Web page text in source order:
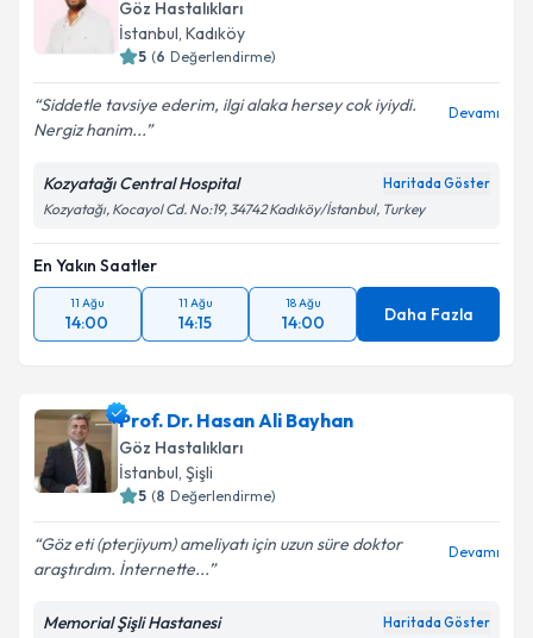
E-posta Adresiniz
kapsamda işlenmesini kabul ediyorum.
Göz Hastalıkları
İstanbul, Kadıköy
5 (6 Değerlendirme)
Siddetle tavsiye ederim, ilgi alaka hersey cok iyiydi.
Nergiz hanim...
Devamı
Kozyatağı Central Hospital Haritada Göster
Kozyatağı, Kocayol Cd. No:19, 34742 Kadıköy/İstanbul, Turkey
En Yakın Saatler
11 Ağu
14:00
11 Ağu
14:15
18 Ağu
14:00 Daha Fazla
Prof. Dr. Hasan Ali Bayhan
Göz Hastalıkları
İstanbul, Şişli
5 (8 Değerlendirme)
Göz eti (pterjiyum) ameliyatı için uzun süre doktor
araştırdım. İnternette...
Devamı
Memorial Şişli Hastanesi Haritada Göster